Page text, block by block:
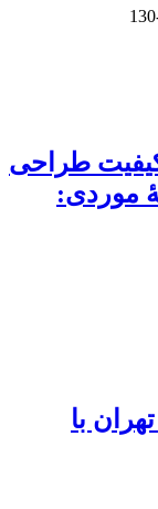
طراحی
موردی:
با